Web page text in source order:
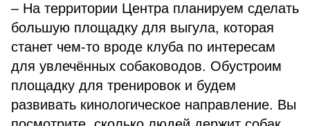
– На территории Центра планируем сделать
большую площадку для выгула, которая
станет чем-то вроде клуба по интересам
для увлечённых собаководов. Обустроим
площадку для тренировок и будем
развивать кинологическое направление. Вы